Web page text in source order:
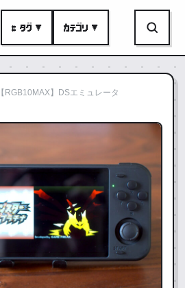
# タグ ▼ カテゴリ ▼
【RGB10MAX】DSエミュレータ